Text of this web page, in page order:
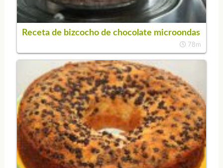
Receta de bizcocho de chocolate microondas
78m